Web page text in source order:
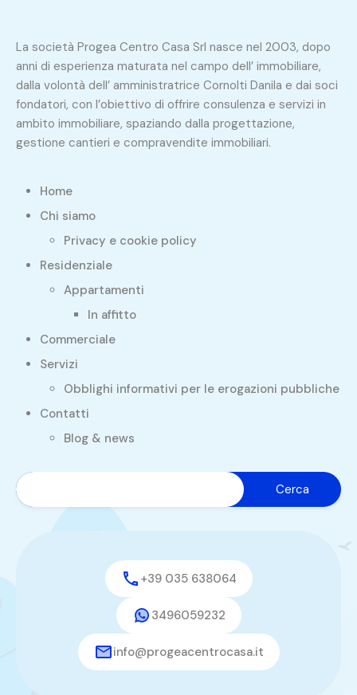
La società Progea Centro Casa Srl nasce nel 2003, dopo
anni di esperienza maturata nel campo dell’ immobiliare,
dalla volontà dell’ amministratrice Cornolti Danila e dai soci
fondatori, con l’obiettivo di offrire consulenza e servizi in
ambito immobiliare, spaziando dalla progettazione,
gestione cantieri e compravendite immobiliari.
Home
Chi siamo
Privacy e cookie policy
Residenziale
Appartamenti
In affitto
Commerciale
Servizi
Obblighi informativi per le erogazioni pubbliche
Contatti
Blog & news
+39 035 638064
3496059232
info@progeacentrocasa.it